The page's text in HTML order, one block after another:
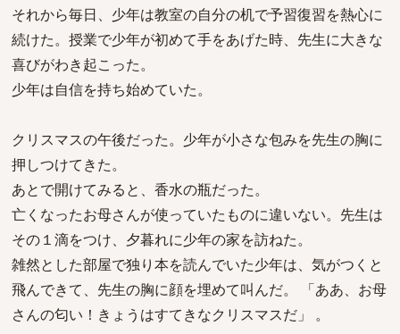
それから毎日、少年は教室の自分の机で予習復習を熱心に
続けた。授業で少年が初めて手をあげた時、先生に大きな
喜びがわき起こった。
少年は自信を持ち始めていた。
クリスマスの午後だった。少年が小さな包みを先生の胸に
押しつけてきた。
あとで開けてみると、香水の瓶だった。
亡くなったお母さんが使っていたものに違いない。先生は
その１滴をつけ、夕暮れに少年の家を訪ねた。
雑然とした部屋で独り本を読んでいた少年は、気がつくと
飛んできて、先生の胸に顔を埋めて叫んだ。 「ああ、お母
さんの匂い！きょうはすてきなクリスマスだ」 。